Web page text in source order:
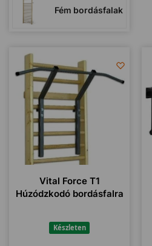
Fém bordásfalak
Vital Force T1
Húzódzkodó bordásfalra
Készleten